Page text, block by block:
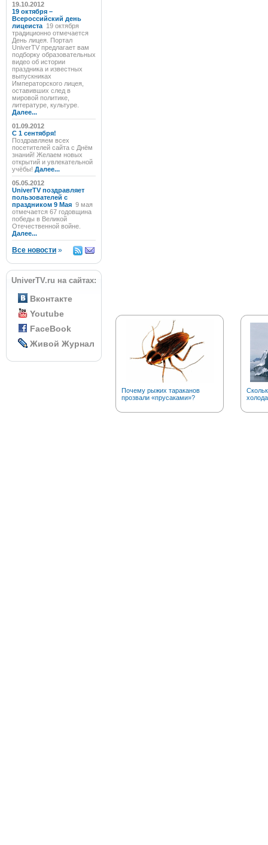
19.10.2012
19 октября –
Всероссийский день
лицеиста 19 октября
традиционно отмечается
День лицея. Портал
UniverTV предлагает вам
подборку образовательных
видео об истории
праздника и известных
выпускниках
Императорского лицея,
оставивших след в
мировой политике,
литературе, культуре.
Далее...
01.09.2012
C 1 сентября!
Поздравляем всех
посетителей сайта с Днём
знаний! Желаем новых
открытий и увлекательной
учёбы! Далее...
05.05.2012
UniverTV поздравляет
пользователей с
праздником 9 Мая 9 мая
отмечается 67 годовщина
победы в Великой
Отечественной войне.
Далее...
Все новости »
UniverTV.ru на сайтах:
Вконтакте
Youtube
FaceBook
Живой Журнал
Почему рыжих тараканов
прозвали «прусаками»?